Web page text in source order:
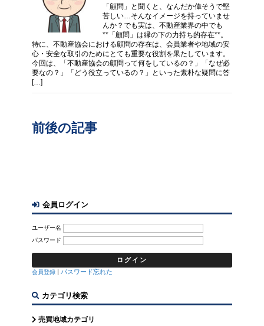
「顧問」と聞くと、なんだか偉そうで堅
苦しい…そんなイメージを持っていませ
んか？でも実は、不動産業界の中でも
**「顧問」は縁の下の力持ち的存在**。
特に、不動産協会における顧問の存在は、会員業者や地域の安
心・安全な取引のためにとても重要な役割を果たしています。
今回は、「不動産協会の顧問って何をしているの？」「なぜ必
要なの？」「どう役立っているの？」といった素朴な疑問に答
[…]
前後の記事
会員ログイン
ユーザー名
パスワード
会員登録 | パスワード忘れた
カテゴリ検索
売買地域カテゴリ